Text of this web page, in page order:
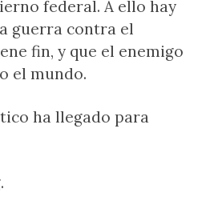
federal. A ello hay
guerra contra el
fin, y que el enemigo
el mundo.
ha llegado para